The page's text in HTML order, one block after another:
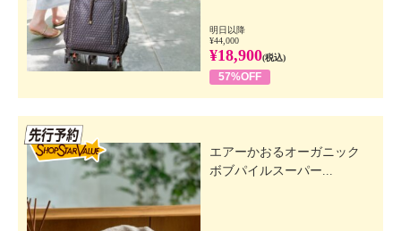
明日以降
¥44,000
¥18,900(税込)
57%OFF
エアーかおるオーガニック
ボブパイルスーパー...